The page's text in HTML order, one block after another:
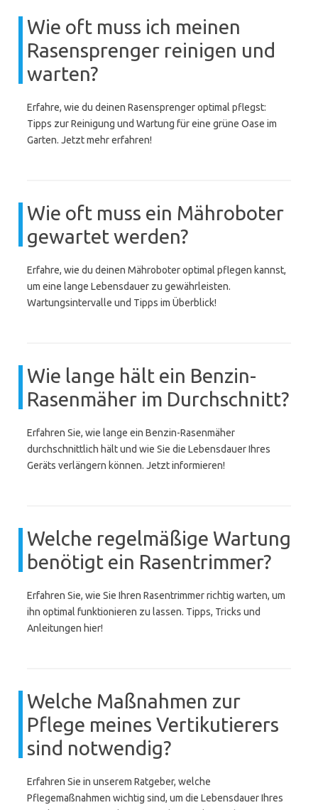
Wie oft muss ich meinen
Rasensprenger reinigen und
warten?
Erfahre, wie du deinen Rasensprenger optimal pflegst:
Tipps zur Reinigung und Wartung für eine grüne Oase im
Garten. Jetzt mehr erfahren!
Wie oft muss ein Mähroboter
gewartet werden?
Erfahre, wie du deinen Mähroboter optimal pflegen kannst,
um eine lange Lebensdauer zu gewährleisten.
Wartungsintervalle und Tipps im Überblick!
Wie lange hält ein Benzin-
Rasenmäher im Durchschnitt?
Erfahren Sie, wie lange ein Benzin-Rasenmäher
durchschnittlich hält und wie Sie die Lebensdauer Ihres
Geräts verlängern können. Jetzt informieren!
Welche regelmäßige Wartung
benötigt ein Rasentrimmer?
Erfahren Sie, wie Sie Ihren Rasentrimmer richtig warten, um
ihn optimal funktionieren zu lassen. Tipps, Tricks und
Anleitungen hier!
Welche Maßnahmen zur
Pflege meines Vertikutierers
sind notwendig?
Erfahren Sie in unserem Ratgeber, welche
Pflegemaßnahmen wichtig sind, um die Lebensdauer Ihres